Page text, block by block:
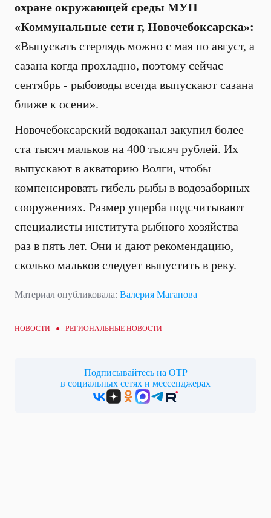
охране окружающей среды МУП
«Коммунальные сети г, Новочебоксарска»:
«Выпускать стерлядь можно с мая по август, а
сазана когда прохладно, поэтому сейчас
сентябрь - рыбоводы всегда выпускают сазана
ближе к осени».
Новочебоксарский водоканал закупил более
ста тысяч мальков на 400 тысяч рублей. Их
выпускают в акваторию Волги, чтобы
компенсировать гибель рыбы в водозаборных
сооружениях. Размер ущерба подсчитывают
специалисты института рыбного хозяйства
раз в пять лет. Они и дают рекомендацию,
сколько мальков следует выпустить в реку.
Материал опубликовала: Валерия Маганова
НОВОСТИ ● РЕГИОНАЛЬНЫЕ НОВОСТИ
Подписывайтесь на ОТР
в социальных сетях и мессенджерах